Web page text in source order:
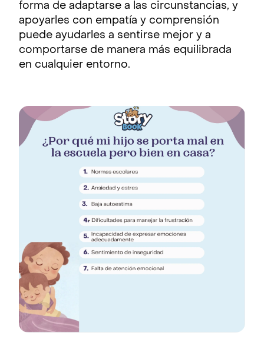
forma de adaptarse a las circunstancias, y
apoyarles con empatía y comprensión
puede ayudarles a sentirse mejor y a
comportarse de manera más equilibrada
en cualquier entorno.